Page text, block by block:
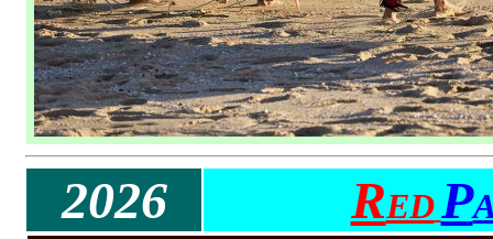
2026 REDP